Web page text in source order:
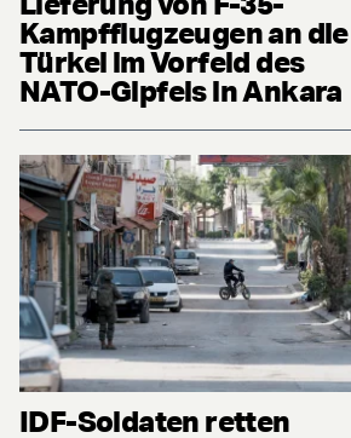
Kampfflugzeugen an die
Türkei im Vorfeld des
NATO-Gipfels in Ankara
IDF-Soldaten retten